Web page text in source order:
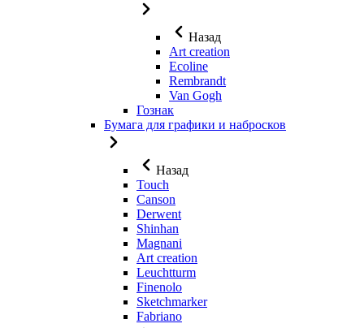
Назад
Art creation
Ecoline
Rembrandt
Van Gogh
Гознак
Бумага для графики и набросков
Назад
Touch
Canson
Derwent
Shinhan
Magnani
Art creation
Leuchtturm
Finenolo
Sketchmarker
Fabriano